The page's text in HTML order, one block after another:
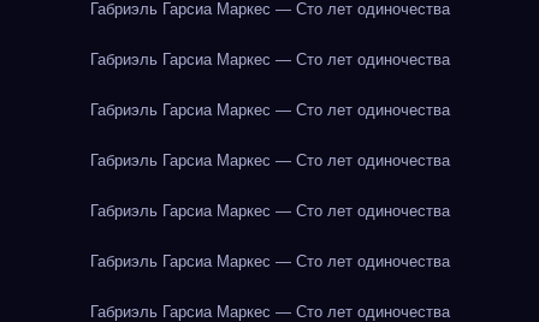
Габриэль Гарсиа Маркес — Сто лет одиночества
Габриэль Гарсиа Маркес — Сто лет одиночества
Габриэль Гарсиа Маркес — Сто лет одиночества
Габриэль Гарсиа Маркес — Сто лет одиночества
Габриэль Гарсиа Маркес — Сто лет одиночества
Габриэль Гарсиа Маркес — Сто лет одиночества
Габриэль Гарсиа Маркес — Сто лет одиночества